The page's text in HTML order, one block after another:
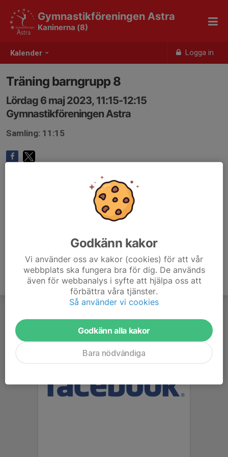
Kalender Logga in
Gymnastikföreningen Astra
Kaninerna (8)
Träning barngrupp 8
Lördag 6 maj 2023, 11:15-12:15
Gymnastikföreningen Astra
Samling: 11:15
Godkänn kakor
Vi använder oss av kakor (cookies) för att vår
webbplats ska fungera bra för dig. De används
även för webbanalys i syfte att hjälpa oss att
förbättra våra tjänster.
Så använder vi cookies
Godkänn alla kakor
Bara nödvändiga